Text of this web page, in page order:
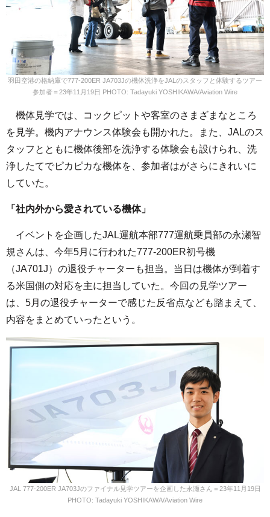
羽田空港の格納庫で777-200ER JA703Jの機体洗浄をJALのスタッフと体験するツアー
参加者＝23年11月19日 PHOTO: Tadayuki YOSHIKAWA/Aviation Wire
機体見学では、コックピットや客室のさまざまなところ
を見学。機内アナウンス体験会も開かれた。また、JALのス
タッフとともに機体後部を洗浄する体験会も設けられ、洗
浄したてでピカピカな機体を、参加者はがさらにきれいに
していた。
「社内外から愛されている機体」
イベントを企画したJAL運航本部777運航乗員部の永瀬智
規さんは、今年5月に行われた777-200ER初号機
（JA701J）の退役チャーターも担当。当日は機体が到着す
る米国側の対応を主に担当していた。今回の見学ツアー
は、5月の退役チャーターで感じた反省点なども踏まえて、
内容をまとめていったという。
JAL 777-200ER JA703Jのファイナル見学ツアーを企画した永瀬さん＝23年11月19日
PHOTO: Tadayuki YOSHIKAWA/Aviation Wire